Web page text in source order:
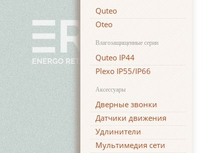
Quteo
Oteo
Влагозащищенные серии
Quteo IP44
Plexo IP55/IP66
Аксессуары
Дверные звонки
Датчики движения
Удлинители
Мультимедия сети